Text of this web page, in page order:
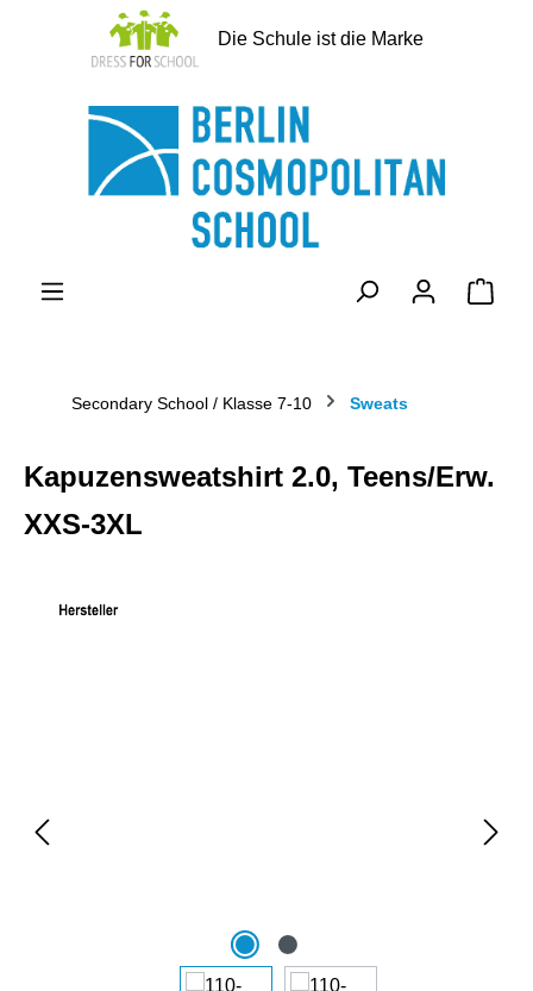
springen
Die Schule ist die Marke
Secondary School / Klasse 7-10 Sweats
Kapuzensweatshirt 2.0, Teens/Erw.
XXS-3XL